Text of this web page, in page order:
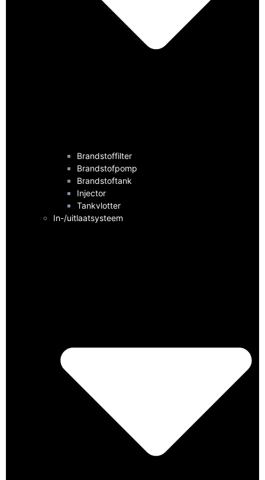
Brandstoffilter
Brandstofpomp
Brandstoftank
Injector
Tankvlotter
In-/uitlaatsysteem